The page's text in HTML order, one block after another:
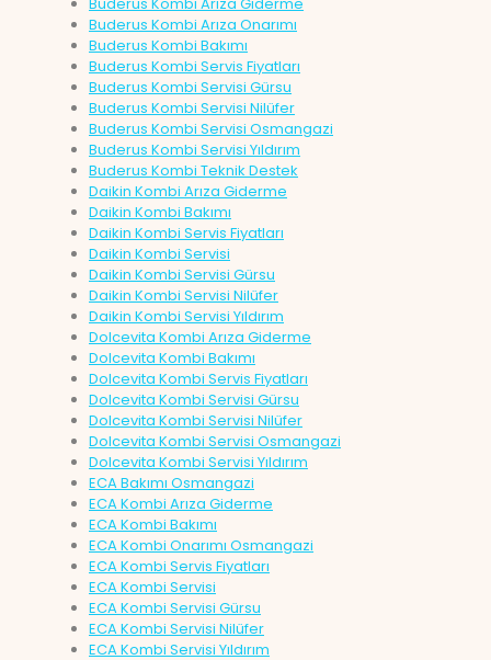
Buderus Kombi Arıza Giderme
Buderus Kombi Arıza Onarımı
Buderus Kombi Bakımı
Buderus Kombi Servis Fiyatları
Buderus Kombi Servisi Gürsu
Buderus Kombi Servisi Nilüfer
Buderus Kombi Servisi Osmangazi
Buderus Kombi Servisi Yıldırım
Buderus Kombi Teknik Destek
Daikin Kombi Arıza Giderme
Daikin Kombi Bakımı
Daikin Kombi Servis Fiyatları
Daikin Kombi Servisi
Daikin Kombi Servisi Gürsu
Daikin Kombi Servisi Nilüfer
Daikin Kombi Servisi Yıldırım
Dolcevita Kombi Arıza Giderme
Dolcevita Kombi Bakımı
Dolcevita Kombi Servis Fiyatları
Dolcevita Kombi Servisi Gürsu
Dolcevita Kombi Servisi Nilüfer
Dolcevita Kombi Servisi Osmangazi
Dolcevita Kombi Servisi Yıldırım
ECA Bakımı Osmangazi
ECA Kombi Arıza Giderme
ECA Kombi Bakımı
ECA Kombi Onarımı Osmangazi
ECA Kombi Servis Fiyatları
ECA Kombi Servisi
ECA Kombi Servisi Gürsu
ECA Kombi Servisi Nilüfer
ECA Kombi Servisi Yıldırım